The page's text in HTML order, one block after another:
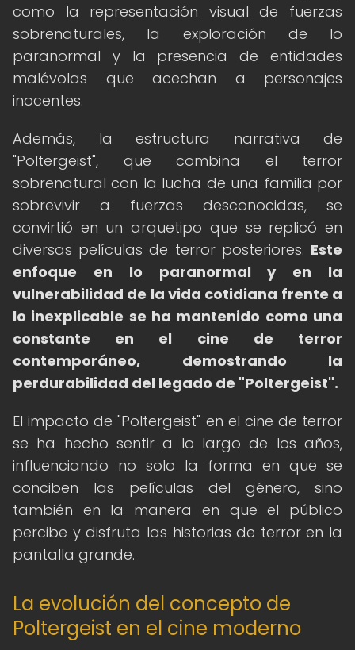
como la representación visual de fuerzas
sobrenaturales, la exploración de lo
paranormal y la presencia de entidades
malévolas que acechan a personajes
inocentes.
Además, la estructura narrativa de
"Poltergeist", que combina el terror
sobrenatural con la lucha de una familia por
sobrevivir a fuerzas desconocidas, se
convirtió en un arquetipo que se replicó en
diversas películas de terror posteriores. Este
enfoque en lo paranormal y en la
vulnerabilidad de la vida cotidiana frente a
lo inexplicable se ha mantenido como una
constante en el cine de terror
contemporáneo, demostrando la
perdurabilidad del legado de "Poltergeist".
El impacto de "Poltergeist" en el cine de terror
se ha hecho sentir a lo largo de los años,
influenciando no solo la forma en que se
conciben las películas del género, sino
también en la manera en que el público
percibe y disfruta las historias de terror en la
pantalla grande.
La evolución del concepto de
Poltergeist en el cine moderno